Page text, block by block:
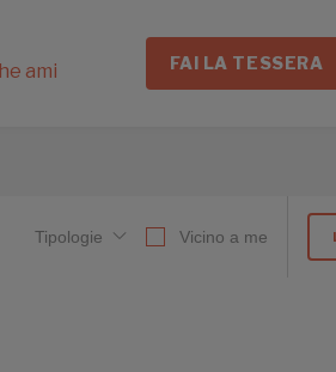
ami FAI LA TESSERA
Tipologie Vicino a me